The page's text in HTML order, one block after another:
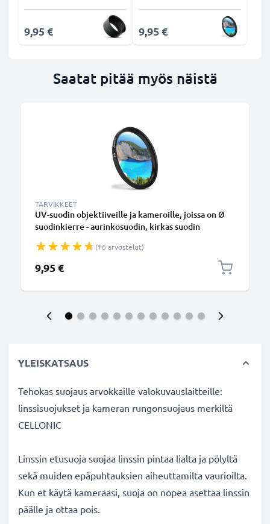
9,95 € 9,95 €
Saatat pitää myös näistä
TARVIKKEET
UV-suodin objektiiveille ja kameroille, joissa on Ø
suodinkierre - aurinkosuodin, kirkas suodin
(16 arvostelut)
9,95 €
YLEISKATSAUS
Tehokas suojaus arvokkaille valokuvauslaitteille:
linssisuojukset ja kameran rungonsuojaus merkiltä
CELLONIC
Linssin etusuoja suojaa linssin pintaa lialta ja pölyltä
sekä muiden epäpuhtauksien aiheuttamilta vaurioilta.
Kun et käytä kameraasi, suoja on nopea asettaa linssin
päälle ja ottaa pois.